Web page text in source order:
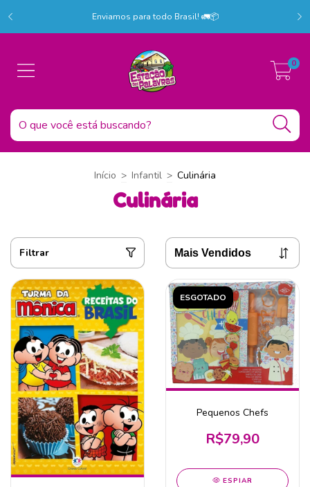
Enviamos para todo Brasil! 🚛📦
0
Início > Infantil > Culinária
Culinária
Filtrar
ESGOTADO
Pequenos Chefs
R$79,90
ESPIAR